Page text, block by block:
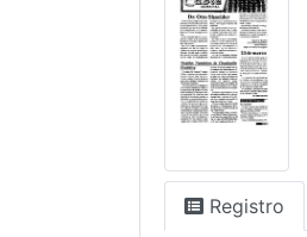
Registro